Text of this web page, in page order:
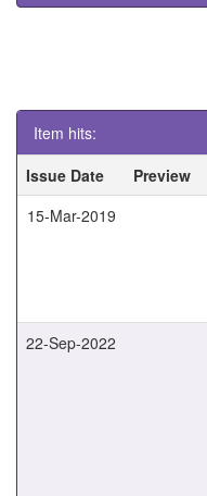
Item hits:
Issue Date
Preview
15-Mar-2019
22-Sep-2022